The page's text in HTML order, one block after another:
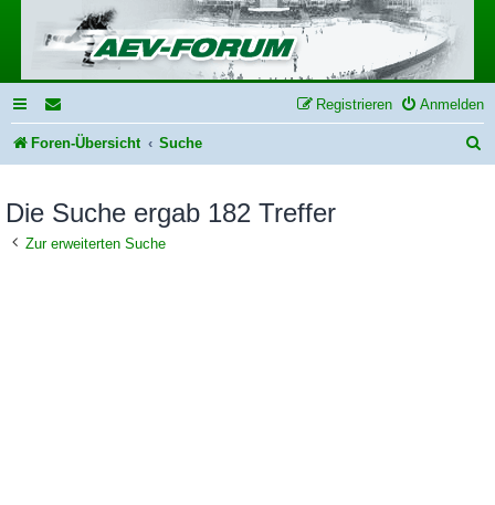
Anmelden
Registrieren
Foren-Übersicht Suche
Die Suche ergab 182 Treffer
Zur erweiterten Suche